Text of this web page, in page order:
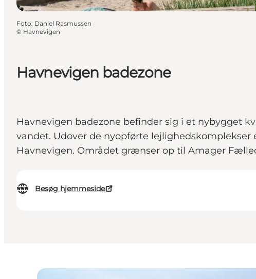
Havnevigen badezone
Havnevigen badezone befinder sig i et nybygget
vandet. Udover de nyopførte
Havnevigen. Området grænser op til Amager
Besøg hjemmeside
Foto: Daniel Rasmussen
© Havnevigen